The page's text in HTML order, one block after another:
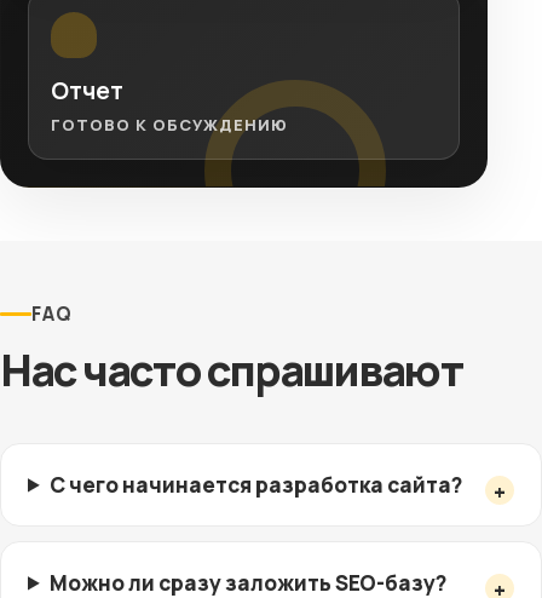
Отчет
ГОТОВО К ОБСУЖДЕНИЮ
FAQ
Нас часто спрашивают
С чего начинается разработка сайта?
Можно ли сразу заложить SEO-базу?